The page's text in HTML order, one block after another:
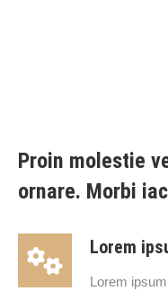
Proin molestie
ornare. Morbi
Lorem
Lorem